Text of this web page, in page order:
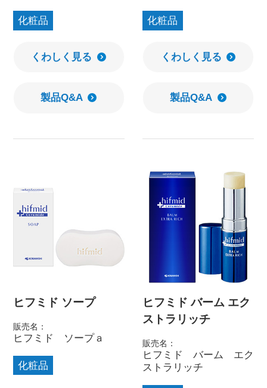
化粧品
くわしく見る
製品Q&A
化粧品
くわしく見る
製品Q&A
ヒフミド ソープ
販売名：
ヒフミド ソープａ
化粧品
ヒフミド バーム エク
ストラリッチ
販売名：
ヒフミド バーム エク
ストラリッチ